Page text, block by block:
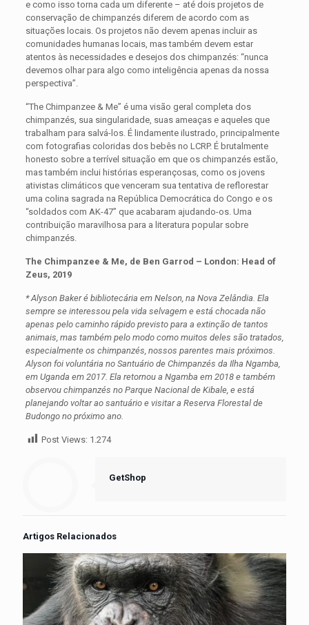
e como isso torna cada um diferente – até dois projetos de
conservação de chimpanzés diferem de acordo com as
situações locais. Os projetos não devem apenas incluir as
comunidades humanas locais, mas também devem estar
atentos às necessidades e desejos dos chimpanzés: “nunca
devemos olhar para algo como inteligência apenas da nossa
perspectiva”.
“The Chimpanzee & Me” é uma visão geral completa dos
chimpanzés, sua singularidade, suas ameaças e aqueles que
trabalham para salvá-los. É lindamente ilustrado, principalmente
com fotografias coloridas dos bebês no LCRP. É brutalmente
honesto sobre a terrível situação em que os chimpanzés estão,
mas também inclui histórias esperançosas, como os jovens
ativistas climáticos que venceram sua tentativa de reflorestar
uma colina sagrada na República Democrática do Congo e os
“soldados com AK-47” que acabaram ajudando-os. Uma
contribuição maravilhosa para a literatura popular sobre
chimpanzés.
The Chimpanzee & Me, de Ben Garrod – London: Head of
Zeus, 2019
* Alyson Baker é bibliotecária em Nelson, na Nova Zelândia. Ela
sempre se interessou pela vida selvagem e está chocada não
apenas pelo caminho rápido previsto para a extinção de tantos
animais, mas também pelo modo como muitos deles são tratados,
especialmente os chimpanzés, nossos parentes mais próximos.
Alyson foi voluntária no Santuário de Chimpanzés da Ilha Ngamba,
em Uganda em 2017. Ela retornou a Ngamba em 2018 e também
observou chimpanzés no Parque Nacional de Kibale, e está
planejando voltar ao santuário e visitar a Reserva Florestal de
Budongo no próximo ano.
Post Views: 1.274
GetShop
Artigos Relacionados